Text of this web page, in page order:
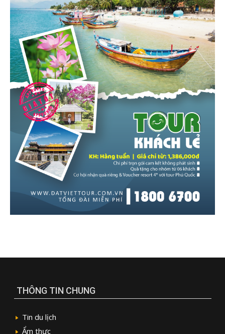
THÔNG TIN CHUNG
Tin du lịch
Ẩm thực